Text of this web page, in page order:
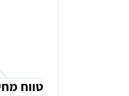
טווח